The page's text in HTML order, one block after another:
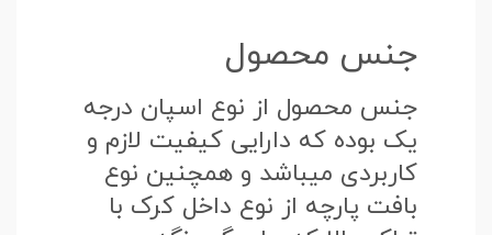
جنس محصول
جنس محصول از نوع اسپان درجه
یک بوده که دارایی کیفیت لازم و
کاربردی میباشد و همچنین نوع
بافت پارچه از نوع داخل کرک با